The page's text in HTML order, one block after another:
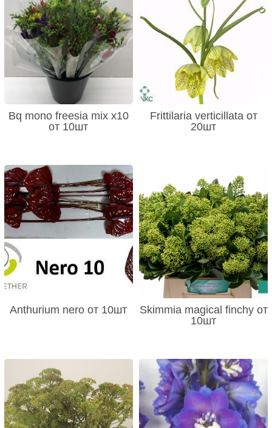
Bq mono freesia mix x10
от 10шт
Frittilaria verticillata от
20шт
Anthurium nero от 10шт
Skimmia magical finchy от
10шт